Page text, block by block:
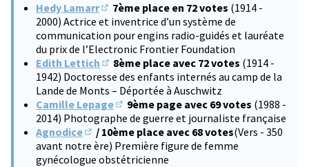
Hedy Lamarr
(S'ouvre dans un nouvel onglet)
7ème place en 72 votes (1914 -
2000) Actrice et inventrice d’un système de
communication pour engins radio-guidés et lauréate
du prix de l’Electronic Frontier Foundation
Edith Lettich
(S'ouvre dans un nouvel onglet)
8ème place avec 72 votes (1914 -
1942) Doctoresse des enfants internés au camp de la
Lande de Monts – Déportée à Auschwitz
Camille Lepage
(S'ouvre dans un nouvel onglet)
9ème page avec 69 votes (1988 -
2014) Photographe de guerre et journaliste française
Agnodice
(S'ouvre dans un nouvel onglet)
/ 10ème place avec 68 votes(Vers - 350
avant notre ère) Première figure de femme
gynécologue obstétricienne